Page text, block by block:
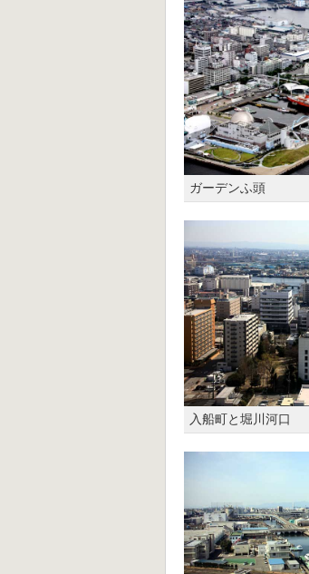
ガーデンふ頭
入船町と堀川河口